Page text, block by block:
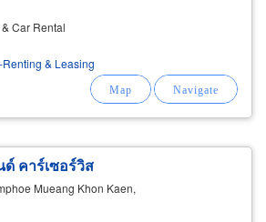
Car Rental
& Leasing
คาร์เซอร์วิส
Mueang Khon Kaen,